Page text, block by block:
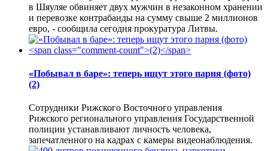
в Шяуляе обвиняет двух мужчин в незаконном хранении
и перевозке контрабанды на сумму свыше 2 миллионов
евро, - сообщила сегодня прокуратура Литвы.
«Побывал в баре»: теперь ищут этого парня (фото)
(2)
Сотрудники Рижского Восточного управления
Рижского регионального управления Государственной
полиции устанавливают личность человека,
запечатленного на кадрах с камеры видеонаблюдения.